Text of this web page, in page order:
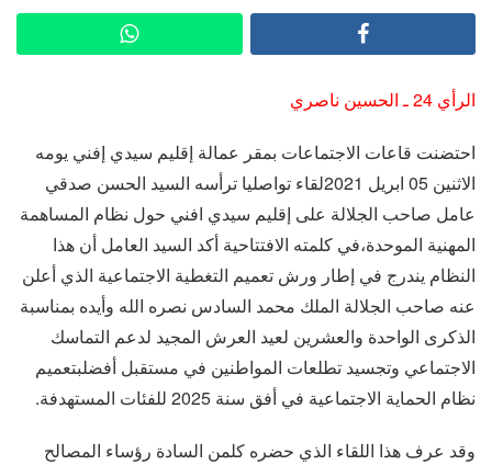
الرأي 24 ـ الحسين ناصري
احتضنت قاعات الاجتماعات بمقر عمالة إقليم سيدي إفني يومه
الاثنين 05 ابريل 2021لقاء تواصليا ترأسه السيد الحسن صدقي
عامل صاحب الجلالة على إقليم سيدي افني حول نظام المساهمة
المهنية الموحدة،في كلمته الافتتاحية أكد السيد العامل أن هذا
النظام يندرج في إطار ورش تعميم التغطية الاجتماعية الذي أعلن
عنه صاحب الجلالة الملك محمد السادس نصره الله وأيده بمناسبة
الذكرى الواحدة والعشرين لعيد العرش المجيد لدعم التماسك
الاجتماعي وتجسيد تطلعات المواطنين في مستقبل أفضلبتعميم
نظام الحماية الاجتماعية في أفق سنة 2025 للفئات المستهدفة.
وقد عرف هذا اللقاء الذي حضره كلمن السادة رؤساء المصالح